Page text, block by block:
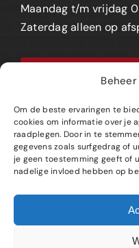
Om de beste ervaringen te
cookies om informatie over je
raadplegen. Door in te
gegevens zoals surfgedrag of
je geen toestemming geeft of
nadelige invloed hebben op
Maandag t/m vrijdag
Zaterdag alleen op
KVK: 95880925
Algemene
Disclaimer